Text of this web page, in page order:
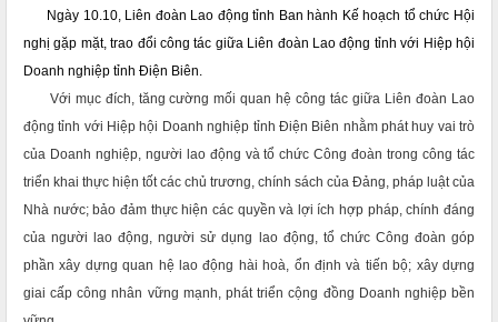
Ngày 10.10, Liên đoàn Lao động tỉnh Ban hành Kế hoạch tổ chức Hội
nghị gặp mặt, trao đổi công tác giữa Liên đoàn Lao động tỉnh với Hiệp hội
Doanh nghiệp tỉnh Điện Biên.
Với mục đích, tăng cường mối quan hệ công tác giữa Liên đoàn Lao
động tỉnh với Hiệp hội Doanh nghiệp tỉnh Điện Biên nhằm phát huy vai trò
của Doanh nghiệp, người lao động và tổ chức Công đoàn trong công tác
triển khai thực hiện tốt các chủ trương, chính sách của Đảng, pháp luật của
Nhà nước; bảo đảm thực hiện các quyền và lợi ích hợp pháp, chính đáng
của người lao động, người sử dụng lao động, tổ chức Công đoàn góp
phần xây dựng quan hệ lao động hài hoà, ổn định và tiến bộ; xây dựng
giai cấp công nhân vững mạnh, phát triển cộng đồng Doanh nghiệp bền